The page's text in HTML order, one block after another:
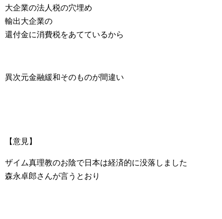
大企業の法人税の穴埋め
輸出大企業の
還付金に消費税をあてているから
異次元金融緩和そのものが間違い
【意見】
ザイム真理教のお陰で日本は経済的に没落しました
森永卓郎さんが言うとおり